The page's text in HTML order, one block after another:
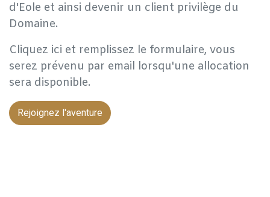
d'Eole et ainsi devenir un client privilège du
Domaine.
Cliquez ici et remplissez le formulaire, vous
serez prévenu par email lorsqu'une allocation
sera disponible.
Rejoignez l'aventure